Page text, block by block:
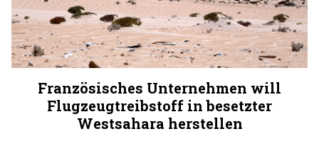
Französisches Unternehmen will
Flugzeugtreibstoff in besetzter
Westsahara herstellen